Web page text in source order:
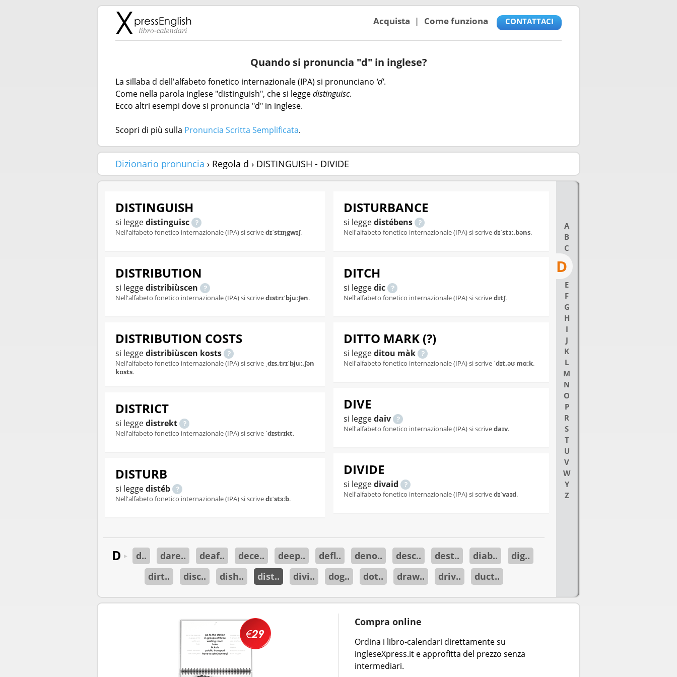
Acquista Come funziona CONTATTACI
Quando si pronuncia "d" in inglese?
La sillaba d dell'alfabeto fonetico internazionale (IPA) si pronunciano 'd'.
Come nella parola inglese "distinguish", che si leggedistinguisc.
Ecco altri esempi dove si pronuncia "d" in inglese.
Scopri di più sulla Pronuncia Scritta Semplificata.
Dizionario pronuncia › Regola d › DISTINGUISH - DIVIDE
A
B
C
D
E
F
G
H
I
J
K
L
M
N
O
P
R
S
T
U
V
W
Y
Z
DISTINGUISH
si leggedistinguisc
Nell'alfabeto fonetico internazionale (IPA) si scrivedɪˈstɪŋgwɪʃ.
DISTRIBUTION
si leggedistribiùscen
Nell'alfabeto fonetico internazionale (IPA) si scrivedɪstrɪˈbjuːʃən.
DISTRIBUTION COSTS
si leggedistribiùscen kosts
Nell'alfabeto fonetico internazionale (IPA) si scrive ˌdɪs.trɪˈbjuː.ʃən
kɒsts.
DISTRICT
si leggedistrekt
Nell'alfabeto fonetico internazionale (IPA) si scrive ˈdɪstrɪkt.
DISTURB
si leggedistéb
Nell'alfabeto fonetico internazionale (IPA) si scrivedɪˈstɜːb.
DISTURBANCE
si leggedistébens
Nell'alfabeto fonetico internazionale (IPA) si scrivedɪˈstɜː.bəns.
DITCH
si leggedic
Nell'alfabeto fonetico internazionale (IPA) si scrivedɪtʃ.
DITTO MARK (?)
si leggeditou màk
Nell'alfabeto fonetico internazionale (IPA) si scrive ˈdɪt.əʊ mɑːk.
DIVE
si leggedaiv
Nell'alfabeto fonetico internazionale (IPA) si scrivedaɪv.
DIVIDE
si leggedivaid
Nell'alfabeto fonetico internazionale (IPA) si scrivedɪˈvaɪd.
D ► d.. dare.. deaf.. dece.. deep.. defl.. deno.. desc.. dest.. diab..
dig..
dirt..
disc.. dish.. dist.. divi.. dog.. dot.. draw.. driv.. duct..
Compra online
Ordina i libro-calendari direttamente su
ingleseXpress.it e approfitta del prezzo senza
intermediari.